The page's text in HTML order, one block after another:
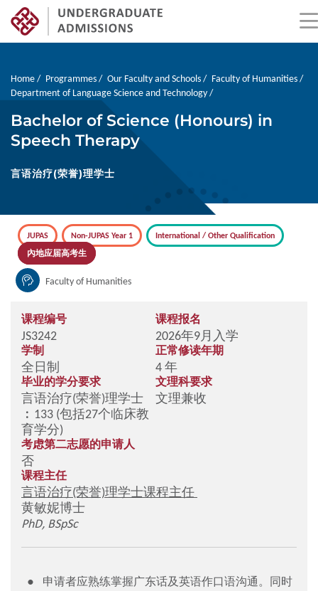
main
content
Breadcrumb
Home Programmes Our Faculty and Schools
Faculty of Humanities
Department of Language Science and Technology
Bachelor of Science (Honours) in
Speech Therapy
言语治疗(荣誉)理学士
JUPAS Non-JUPAS Year 1
International / Other Qualification
內地应届高考生
Faculty of Humanities
课程编号
JS3242
课程报名
2026年9月入学
学制
全日制
正常修读年期
4 年
毕业的学分要求
言语治疗(荣誉)理学士
︰133 (包括27个临床教
育学分)
文理科要求
文理兼收
考虑第二志愿的申请人
否
课程主任
言语治疗(荣誉)理学士课程主任
黄敏妮博士
PhD, BSpSc
申请者应熟练掌握广东话及英语作口语沟通。同时